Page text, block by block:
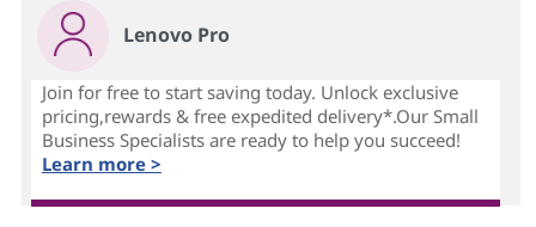
Lenovo Pro
Join for free to start saving today. Unlock exclusive
pricing,rewards & free expedited delivery*.Our Small
Business Specialists are ready to help you succeed!
Learn more >